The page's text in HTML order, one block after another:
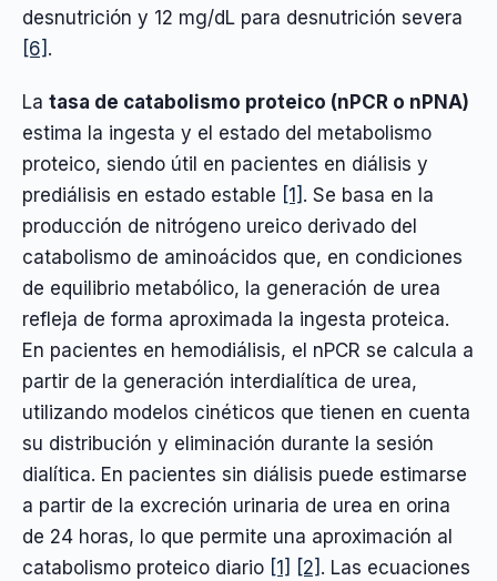
desnutrición y 12 mg/dL para desnutrición severa
[6] .
La tasa de catabolismo proteico (nPCR o nPNA)
estima la ingesta y el estado del metabolismo
proteico, siendo útil en pacientes en diálisis y
prediálisis en estado estable [1] . Se basa en la
producción de nitrógeno ureico derivado del
catabolismo de aminoácidos que, en condiciones
de equilibrio metabólico, la generación de urea
refleja de forma aproximada la ingesta proteica.
En pacientes en hemodiálisis, el nPCR se calcula a
partir de la generación interdialítica de urea,
utilizando modelos cinéticos que tienen en cuenta
su distribución y eliminación durante la sesión
dialítica. En pacientes sin diálisis puede estimarse
a partir de la excreción urinaria de urea en orina
de 24 horas, lo que permite una aproximación al
catabolismo proteico diario [1] [2] . Las ecuaciones